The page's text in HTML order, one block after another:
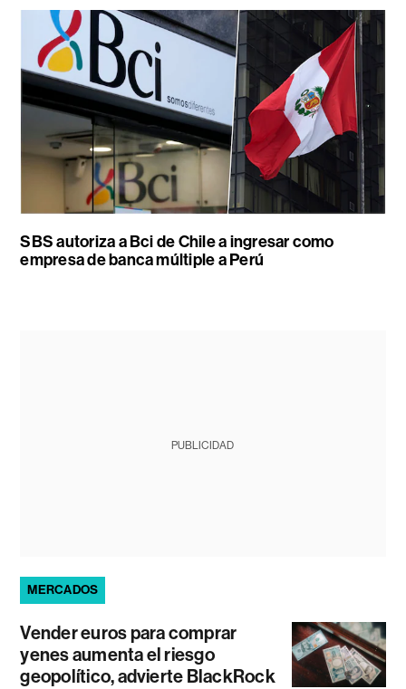
SBS autoriza a Bci de Chile a ingresar como
empresa de banca múltiple a Perú
PUBLICIDAD
MERCADOS
Vender euros para comprar
yenes aumenta el riesgo
geopolítico, advierte BlackRock